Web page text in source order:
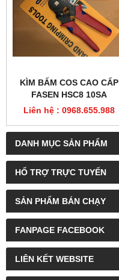
DANH MỤC SẢN PHẨM
HỔ TRỢ TRỰC TUYẾN
SẢN PHẨM BÁN CHẠY
FANPAGE FACEBOOK
LIÊN KẾT WEBSITE
KÌM BẤM COS CAO CẤP
FASEN HSC8 10SA
Liên hệ : 0968.655.988